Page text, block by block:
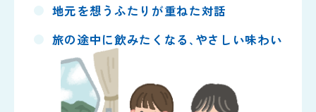
地元を想うふたりが重ねた対話
旅の途中に飲みたくなる､やさしい味わい